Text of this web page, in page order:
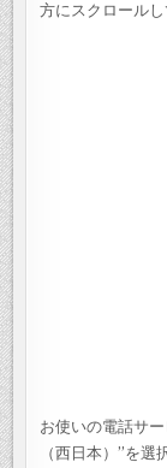
方にスクロールし
お使いの電話サ
（西日本）”を選